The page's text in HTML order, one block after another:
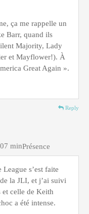
ça me rappelle un
Barr, quand ils
Majority, Lady
et Mayflower!). À
Great Again ».
Reply
Présence
min
s’est faite
la JLI, et j’ai suivi
et celle de Keith
a été intense.